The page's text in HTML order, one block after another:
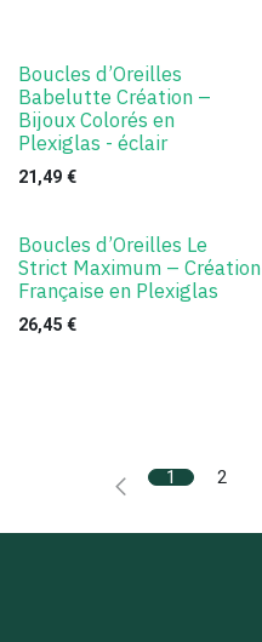
Boucles d’Oreilles
Babelutte Création –
Bijoux Colorés en
Plexiglas - éclair
21,49 €
Boucles d’Oreilles Le
Strict Maximum – Création
Française en Plexiglas
26,45 €
1 2